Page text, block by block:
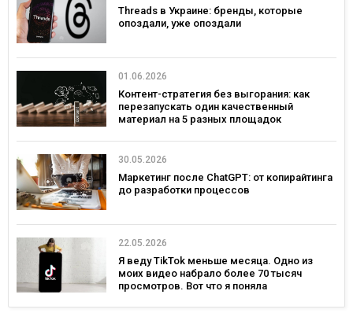
Threads в Украине: бренды, которые
опоздали, уже опоздали
01.06.2026
Контент-стратегия без выгорания: как
перезапускать один качественный
материал на 5 разных площадок
30.05.2026
Маркетинг после ChatGPT: от копирайтинга
до разработки процессов
22.05.2026
Я веду TikTok меньше месяца. Одно из
моих видео набрало более 70 тысяч
просмотров. Вот что я поняла